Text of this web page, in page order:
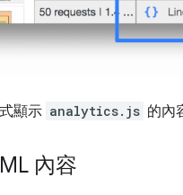
顯示 analytics.js 的內
內容